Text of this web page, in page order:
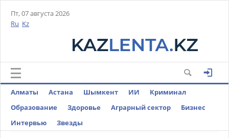
Пт, 07 августа 2026
Ru Kz
Алматы Астана Шымкент ИИ
Криминал
Образование
Здоровье Аграрный сектор
Бизнес
Интервью
Звезды